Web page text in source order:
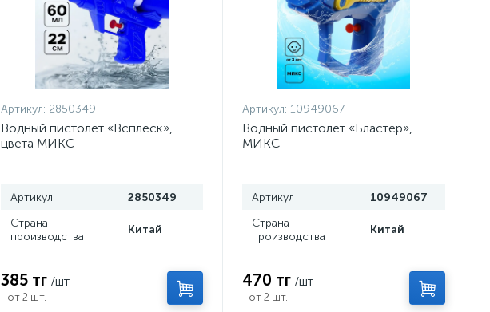
Артикул: 2850349
Водный пистолет «Всплеск»,
цвета МИКС
Артикул
2850349
Страна
производства
Китай
385 тг /шт
от 2 шт.
Артикул: 10949067
Водный пистолет «Бластер»,
МИКС
Артикул
10949067
Страна
производства
Китай
470 тг /шт
от 2 шт.